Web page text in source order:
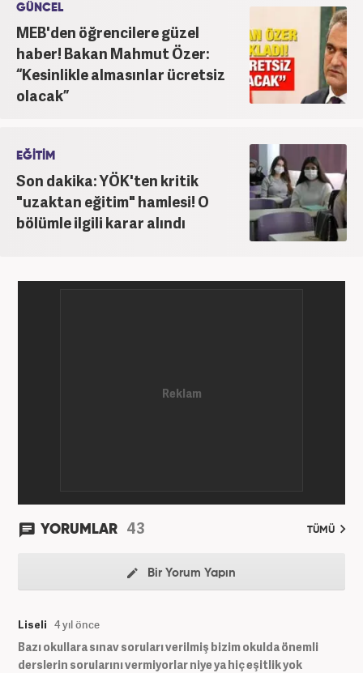
GÜNCEL
MEB'den öğrencilere güzel
haber! Bakan Mahmut Özer:
“Kesinlikle almasınlar ücretsiz
olacak”
EĞİTİM
Son dakika: YÖK'ten kritik
"uzaktan eğitim" hamlesi! O
bölümle ilgili karar alındı
YORUMLAR 43 TÜMÜ
Bir Yorum Yapın
Liseli 4 yıl önce
Bazı okullara sınav soruları verilmiş bizim okulda önemli
derslerin sorularını vermiyorlar niye ya hiç eşitlik yok